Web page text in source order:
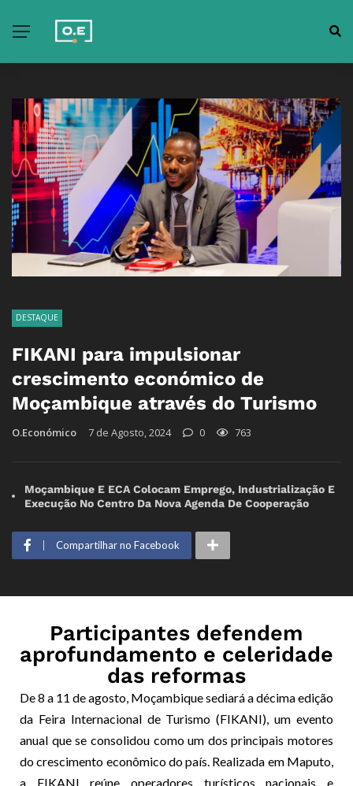
DESTAQUE
FIKANI para impulsionar
crescimento económico de
Moçambique através do Turismo
O.Económico 7 de Agosto, 2024 0 763
Moçambique E ECA Colocam Emprego, Industrialização E
Execução No Centro Da Nova Agenda De Cooperação
Compartilhar no Facebook
Participantes defendem
aprofundamento e celeridade
das reformas
De 8 a 11 de agosto, Moçambique sediará a décima edição
da Feira Internacional de Turismo (FIKANI), um evento
anual que se consolidou como um dos principais motores
do crescimento econômico do país. Realizada em Maputo,
a FIKANI reúne operadores turísticos nacionais e